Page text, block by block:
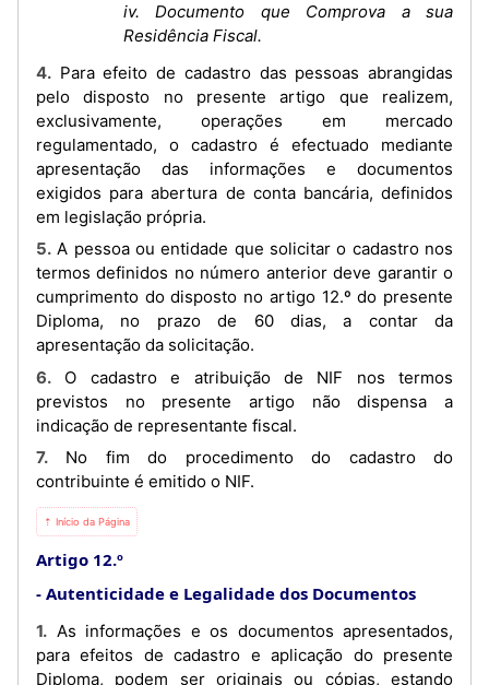
iv. Documento que Comprova a sua
Residência Fiscal.
4. Para efeito de cadastro das pessoas abrangidas
pelo disposto no presente artigo que realizem,
exclusivamente, operações em mercado
regulamentado, o cadastro é efectuado mediante
apresentação das informações e documentos
exigidos para abertura de conta bancária, definidos
em legislação própria.
5. A pessoa ou entidade que solicitar o cadastro nos
termos definidos no número anterior deve garantir o
cumprimento do disposto no artigo 12.º do presente
Diploma, no prazo de 60 dias, a contar da
apresentação da solicitação.
6. O cadastro e atribuição de NIF nos termos
previstos no presente artigo não dispensa a
indicação de representante fiscal.
7. No fim do procedimento do cadastro do
contribuinte é emitido o NIF.
⇡ Início da Página
Artigo 12.º
Autenticidade e Legalidade dos Documentos
1. As informações e os documentos apresentados,
para efeitos de cadastro e aplicação do presente
Diploma, podem ser originais ou cópias, estando